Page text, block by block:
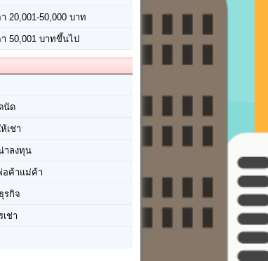
20,001-50,000 บาท
50,001 บาทขึ้นไป
นัด
เช่า
าลงทุน
ค้าแม่ค้า
รกิจ
เช่า